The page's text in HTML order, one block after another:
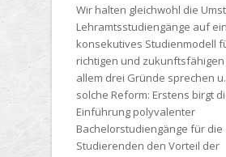
Wir halten gleichwohl die
Lehramtsstudiengänge auf ein
konsekutives Studienmodell
richtigen und zukunftsfähigen
allem drei Gründe sprechen
solche Reform: Erstens birgt
Einführung polyvalenter
Bachelorstudiengänge für die
Studierenden den Vorteil der